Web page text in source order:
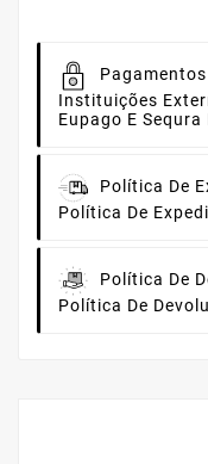
Instituições
Eupago E
Política De
Política De
Política De
Política De